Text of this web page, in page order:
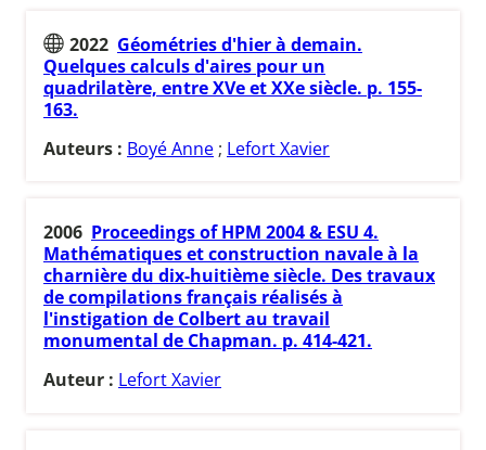
2022 Géométries d'hier à demain.
Quelques calculs d'aires pour un
quadrilatère, entre XVe et XXe siècle. p. 155-
163.
Auteurs : Boyé Anne ; Lefort Xavier
2006 Proceedings of HPM 2004 & ESU 4.
Mathématiques et construction navale à la
charnière du dix-huitième siècle. Des travaux
de compilations français réalisés à
l'instigation de Colbert au travail
monumental de Chapman. p. 414-421.
Auteur : Lefort Xavier